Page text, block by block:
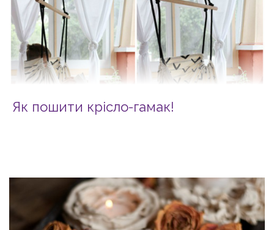
Як пошити крісло-гамак!